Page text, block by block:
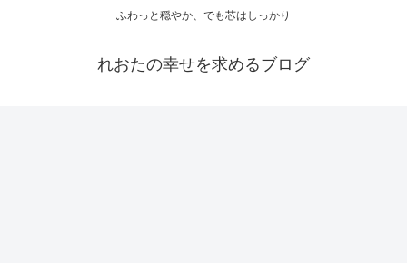
ふわっと穏やか、でも芯はしっかり
れおたの幸せを求めるブログ